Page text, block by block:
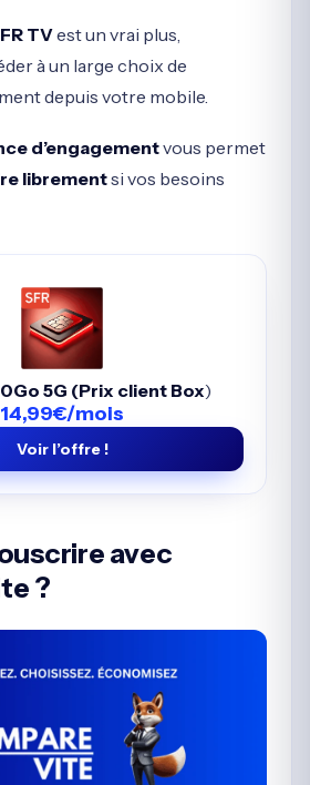
TVest un vrai plus,
à un large choix de
depuis votre mobile.
d’engagementvous permet
librementsi vos besoins
5G (Prix client Box)
14,99€/mois
Voir l’offre !
avec
?